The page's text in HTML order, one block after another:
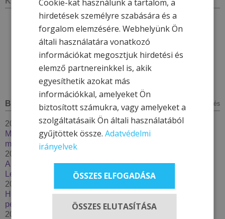
BLOG minden bejegyzés
2026. január 7.
Megújul a Hotel & More törzsvendégprogram – 2026-ban
még többet adunk hűséges vendégeinknek
2025. december 4.
A kinti-benti medence karbantartás - Thermal Resort
Lendava***
2025. december 2.
Húzzon korit, pattanjon szánkóra – Élje át a tél minden
percét a Hotel & More szállodákkal
2025. szeptember 29.
Cookie-kat használunk a tartalom, a
hirdetések személyre szabására és a
forgalom elemzésére. Webhelyünk Ön
általi használatára vonatkozó
információkat megosztjuk hirdetési és
elemző partnereinkkel is, akik
egyesíthetik azokat más
információkkal, amelyeket Ön
biztosított számukra, vagy amelyeket a
szolgáltatásaik Ön általi használatából
gyűjtöttek össze.Adatvédelmi
irányelvek
ÖSSZES ELFOGADÁSA
ÖSSZES ELUTASÍTÁSA